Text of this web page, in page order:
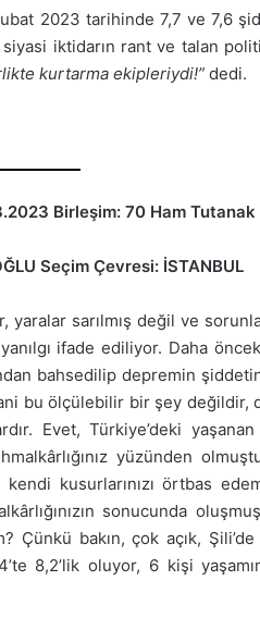
2023 tarihinde 7,7 ve 7,6
iktidarın rant ve talan
kurtarma ekipleriydi!” dedi.
Birleşim: 70 Ham Tutanak
Seçim Çevresi: İSTANBUL
sarılmış değil ve
ifade ediliyor. Daha
bahsedilip depremin
bu ölçülebilir bir şey değildir,
Evet, Türkiye’deki
yüzünden
kusurlarınızı örtbas
sonucunda
bakın, çok açık,
8,2’lik oluyor, 6 kişi